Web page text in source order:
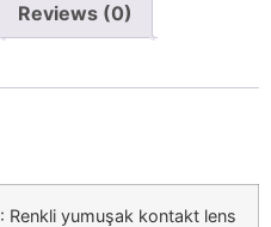
Reviews (0)
: Renkli yumuşak kontakt lens